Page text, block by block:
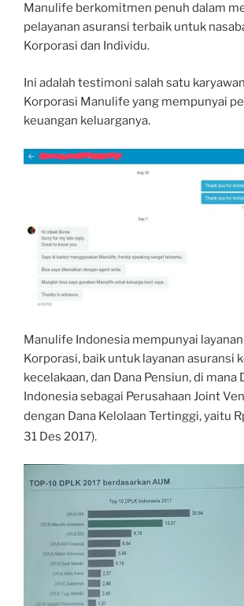
Manulife berkomitmen penuh dalam
pelayanan asuransi terbaik untuk
Korporasi dan Individu.
Ini adalah testimoni salah satu
Korporasi Manulife yang mempunyai
keuangan keluarganya.
Manulife Indonesia mempunyai
Korporasi, baik untuk layanan asuransi
kecelakaan, dan Dana Pensiun, di mana
Indonesia sebagai Perusahaan Joint
dengan Dana Kelolaan Tertinggi, yaitu
31 Des 2017).